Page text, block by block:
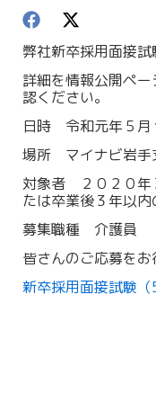
弊社新卒採用面接試
詳細を情報公開ペ
認ください。
日時 令和元年５月
場所 マイナビ岩手
対象者 ２０２０年
たは卒業後３年以内
募集職種 介護員
皆さんのご応募をお
新卒採用面接試験（